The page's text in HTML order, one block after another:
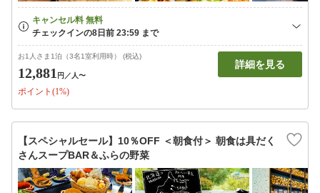
お1人さま1泊（3名1室利用時） (税込)
12,881 円 ／人〜
ポイント(1%)
詳細を見る
【スペシャルセール】10％OFF ＜朝食付＞ 朝食は具だく
さんスープBAR＆ふらの野菜